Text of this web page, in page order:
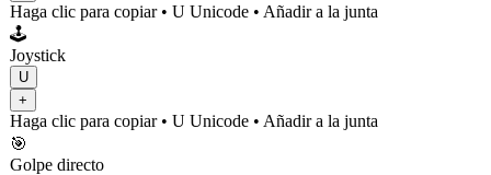
Haga clic para copiar• U Unicode • Añadir a la junta
🕹️
Joystick
U
+
Haga clic para copiar• U Unicode • Añadir a la junta
🎯
Golpe directo